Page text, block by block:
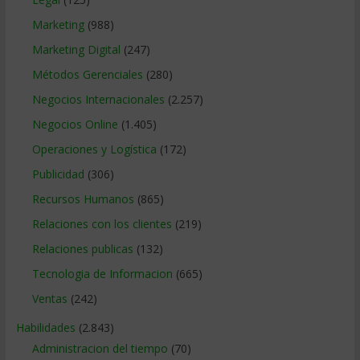
Marketing(988)
Marketing Digital (247)
Métodos Gerenciales (280)
Negocios Internacionales (2.257)
Negocios Online (1.405)
Operaciones y Logística (172)
Publicidad (306)
Recursos Humanos (865)
Relaciones con los clientes (219)
Relaciones publicas (132)
Tecnologia de Informacion (665)
Ventas (242)
Habilidades (2.843)
Administracion del tiempo (70)